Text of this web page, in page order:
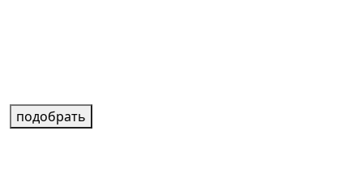
подобрать